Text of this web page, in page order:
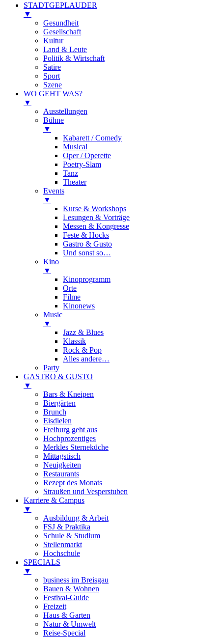
STADTGEPLAUDER
▼
Gesundheit
Gesellschaft
Kultur
Land & Leute
Politik & Wirtschaft
Satire
Sport
Szene
WO GEHT WAS?
▼
Ausstellungen
Bühne
▼
Kabarett / Comedy
Musical
Oper / Operette
Poetry-Slam
Tanz
Theater
Events
▼
Kurse & Workshops
Lesungen & Vorträge
Messen & Kongresse
Feste & Hocks
Gastro & Gusto
Und sonst so…
Kino
▼
Kinoprogramm
Orte
Filme
Kinonews
Music
▼
Jazz & Blues
Klassik
Rock & Pop
Alles andere…
Party
GASTRO & GUSTO
▼
Bars & Kneipen
Biergärten
Brunch
Eisdielen
Freiburg geht aus
Hochprozentiges
Merkles Sterneküche
Mittagstisch
Neuigkeiten
Restaurants
Rezept des Monats
Straußen und Vesperstuben
Karriere & Campus
▼
Ausbildung & Arbeit
FSJ & Praktika
Schule & Studium
Stellenmarkt
Hochschule
SPECIALS
▼
business im Breisgau
Bauen & Wohnen
Festival-Guide
Freizeit
Haus & Garten
Natur & Umwelt
Reise-Special